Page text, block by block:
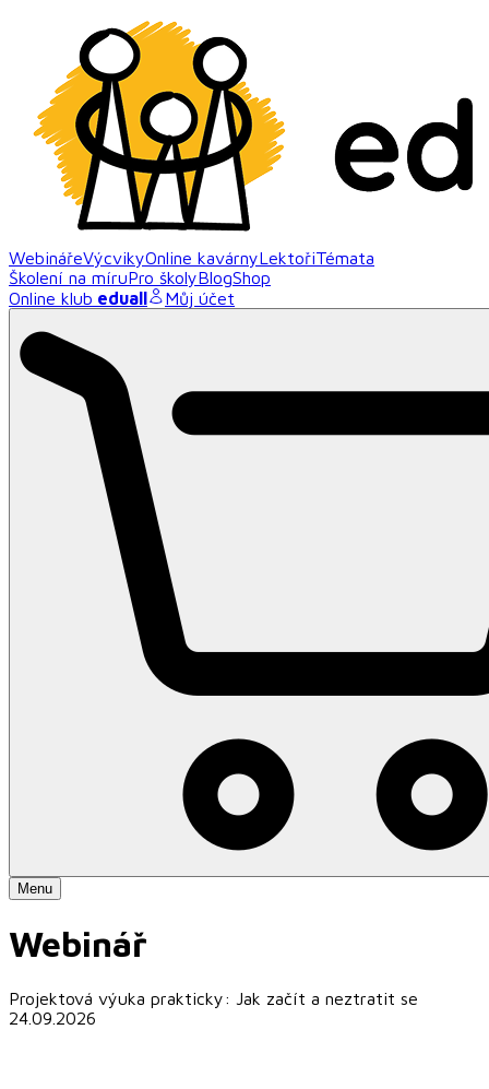
WebinářeVýcvikyOnline kavárnyLektořiTémata
Školení na míruPro školyBlogShop
Online klub eduall Můj účet
Menu
Webinář
Projektová výuka prakticky: Jak začít a neztratit se
24.09.2026